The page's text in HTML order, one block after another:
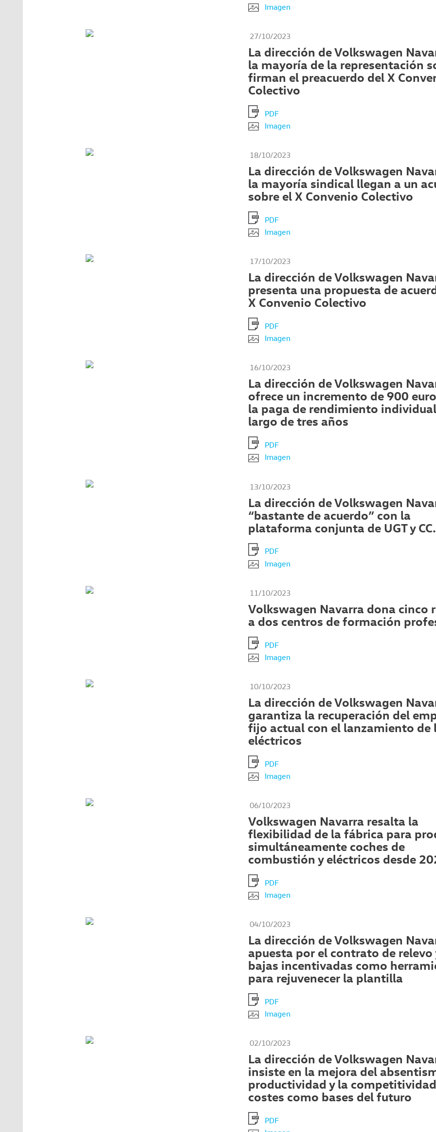
Imagen
27/10/2023
La dirección de Volkswagen
la mayoría de la representación
firman el preacuerdo del X
Colectivo
PDF
Imagen
18/10/2023
La dirección de Volkswagen
la mayoría sindical llegan a un
sobre el X Convenio Colectivo
PDF
Imagen
17/10/2023
La dirección de Volkswagen
presenta una propuesta de
X Convenio Colectivo
PDF
Imagen
16/10/2023
La dirección de Volkswagen
ofrece un incremento de 900
la paga de rendimiento
largo de tres años
PDF
Imagen
13/10/2023
La dirección de Volkswagen
“bastante de acuerdo” con la
plataforma conjunta de UGT y
PDF
Imagen
11/10/2023
Volkswagen Navarra dona cinco
a dos centros de formación
PDF
Imagen
10/10/2023
La dirección de Volkswagen
garantiza la recuperación del
fijo actual con el lanzamiento de
eléctricos
PDF
Imagen
06/10/2023
Volkswagen Navarra resalta la
flexibilidad de la fábrica para
simultáneamente coches de
combustión y eléctricos desde
PDF
Imagen
04/10/2023
La dirección de Volkswagen
apuesta por el contrato de relevo
bajas incentivadas como
para rejuvenecer la plantilla
PDF
Imagen
02/10/2023
La dirección de Volkswagen
insiste en la mejora del
productividad y la
costes como bases del futuro
PDF